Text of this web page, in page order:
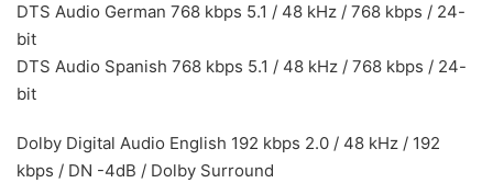
DTS Audio German 768 kbps 5.1 / 48 kHz / 768 kbps / 24-
bit
DTS Audio Spanish 768 kbps 5.1 / 48 kHz / 768 kbps / 24-
bit
Dolby Digital Audio English 192 kbps 2.0 / 48 kHz / 192
kbps / DN -4dB / Dolby Surround